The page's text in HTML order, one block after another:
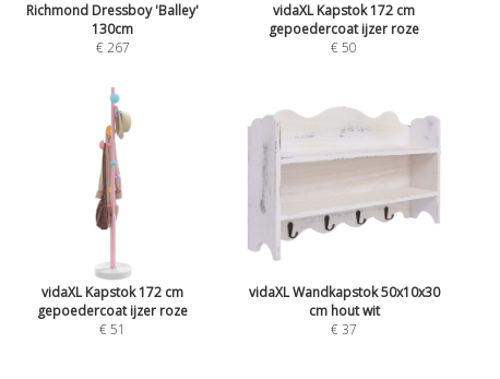
Richmond Dressboy 'Balley'
130cm
€ 267
vidaXL Kapstok 172 cm
gepoedercoat ijzer roze
€ 50
vidaXL Kapstok 172 cm
gepoedercoat ijzer roze
€ 51
vidaXL Wandkapstok 50x10x30
cm hout wit
€ 37